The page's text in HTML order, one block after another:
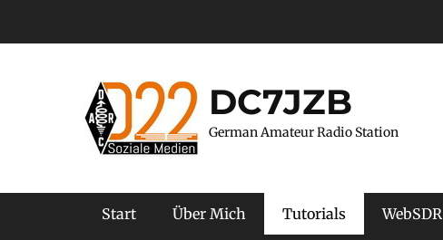
DC7JZB
German Amateur Radio Station
Primäres Menü
Start Über Mich Tutorials WebSDR